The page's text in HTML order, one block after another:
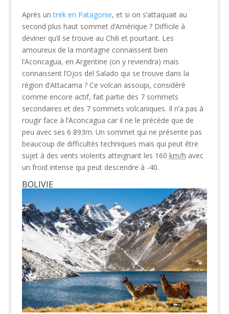
Après untrek en Patagonie, et si on s’attaquait au
second plus haut sommet d’Amérique ? Difficile à
deviner qu’il se trouve au Chili et pourtant. Les
amoureux de la montagne connaissent bien
l’Aconcagua, en Argentine (on y reviendra) mais
connaissent l’Ojos del Salado qui se trouve dans la
région d’Attacama ? Ce volcan assoupi, considéré
comme encore actif, fait partie des 7 sommets
secondaires et des 7 sommets volcaniques. Il n’a pas à
rougir face à l’Aconcagua car il ne le précède que de
peu avec ses 6 893m. Un sommet qui ne présente pas
beaucoup de difficultés techniques mais qui peut être
sujet à des vents violents atteignant les 160 km/h avec
un froid intense qui peut descendre à -40.
BOLIVIE